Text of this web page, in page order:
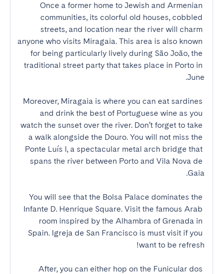
Once a former home to Jewish and Armenian
communities, its colorful old houses, cobbled
streets, and location near the river will charm
anyone who visits Miragaia. This area is also known
for being particularly lively during São João, the
traditional street party that takes place in Porto in
Moreover, Miragaia is where you can eat sardines
and drink the best of Portuguese wine as you
watch the sunset over the river. Don’t forget to take
a walk alongside the Douro. You will not miss the
Ponte Luís I, a spectacular metal arch bridge that
spans the river between Porto and Vila Nova de
You will see that the Bolsa Palace dominates the
Infante D. Henrique Square. Visit the famous Arab
room inspired by the Alhambra of Grenada in
Spain. Igreja de San Francisco is must visit if you
After, you can either hop on the Funicular dos